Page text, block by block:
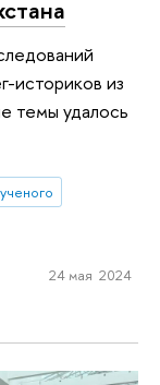
историков из
темы удалось
24 мая 2024